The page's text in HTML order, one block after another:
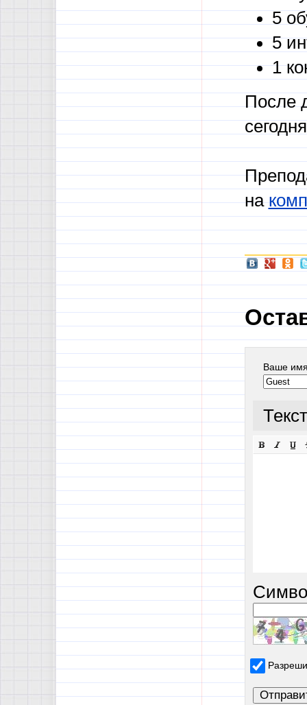
5
5
1
После
на
Ваше